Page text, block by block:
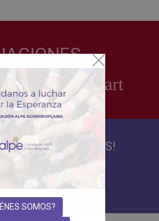
REDES SOCIALES!
SOMOS?